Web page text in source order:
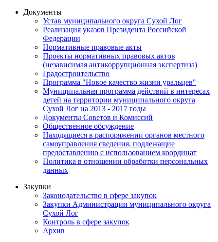
Документы
Устав муниципального округа Сухой Лог
Реализация указов Президента Российской
Федерации
Нормативные правовые акты
Проекты нормативных правовых актов
(независимая антикоррупционная экспертиза)
Градостроительство
Программа "Новое качество жизни уральцев"
Муниципальная программа действий в интересах
детей на территории муниципального округа
Сухой Лог на 2013 - 2017 годы
Документы Советов и Комиссий
Общественное обсуждение
Находящиеся в распоряжении органов местного
самоуправления сведения, подлежащие
предоставлению с использованием координат
Политика в отношении обработки персональных
данных
Закупки
Законодательство в сфере закупок
Закупки Администрации муниципального округа
Сухой Лог
Контроль в сфере закупок
Архив